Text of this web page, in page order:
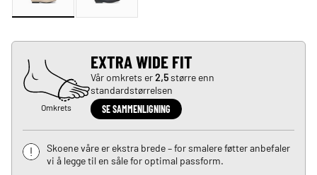
Omkrets
EXTRA WIDE FIT
Vår omkrets er2,5større enn
standardstørrelsen
SE SAMMENLIGNING
Skoene våre er ekstra brede – for smalere føtter anbefaler
vi å legge til en såle for optimal passform.